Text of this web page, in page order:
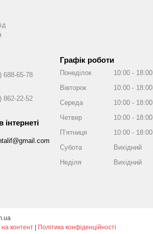
688-65-78
862-22-52
Графік роботи
Понеділок 10:00
18:00
Вівторок
10:00
18:00
Середа
10:00
18:00
Четвер
10:00
18:00
Пʼятниця
10:00
18:00
Субота
Вихідний
Неділя
Вихідний
контент | Політика конфіденційності